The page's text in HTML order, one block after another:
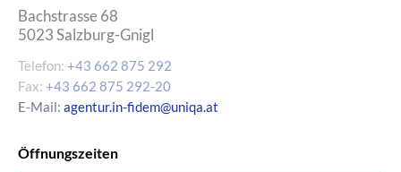
Bachstrasse 68
5023Salzburg-Gnigl
Telefon: +43 662 875 292
Fax: +43 662 875 292-20
E-Mail: agentur.in-fidem@uniqa.at
Öffnungszeiten